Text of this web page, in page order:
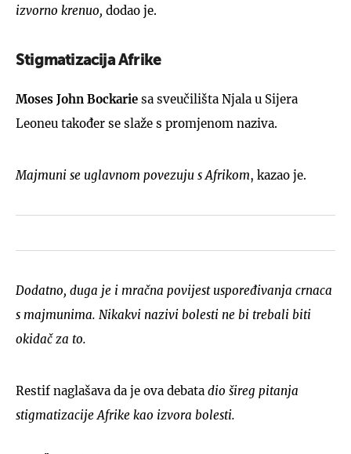
izvorno krenuo, dodao je.
Stigmatizacija Afrike
Moses John Bockarie sa sveučilišta Njala u Sijera
Leoneu također se slaže s promjenom naziva.
Majmuni se uglavnom povezuju s Afrikom, kazao je.
Dodatno, duga je i mračna povijest uspoređivanja crnaca
s majmunima. Nikakvi nazivi bolesti ne bi trebali biti
okidač za to.
Restif naglašava da je ova debata dio šireg pitanja
stigmatizacije Afrike kao izvora bolesti.